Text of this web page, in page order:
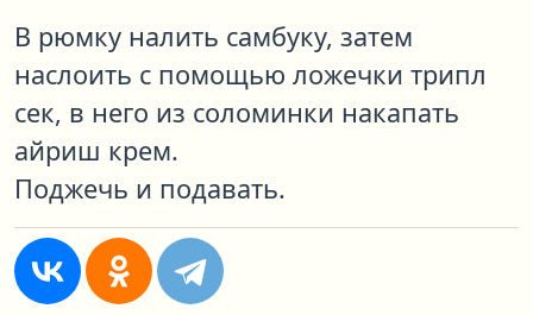
В рюмку налить самбуку, затем
наслоить с помощью ложечки трипл
сек, в него из соломинки накапать
айриш крем.
Поджечь и подавать.